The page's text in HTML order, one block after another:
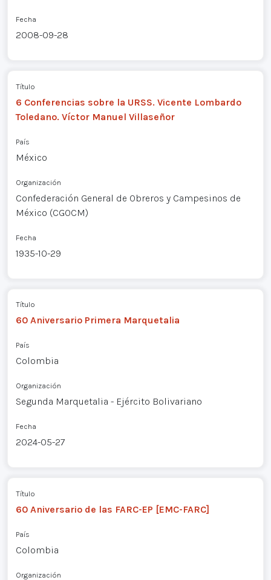
Fecha
2008-09-28
Título
6 Conferencias sobre la URSS. Vicente Lombardo
Toledano. Víctor Manuel Villaseñor
País
México
Organización
Confederación General de Obreros y Campesinos de
México (CGOCM)
Fecha
1935-10-29
Título
60 Aniversario Primera Marquetalia
País
Colombia
Organización
Segunda Marquetalia - Ejército Bolivariano
Fecha
2024-05-27
Título
60 Aniversario de las FARC-EP [EMC-FARC]
País
Colombia
Organización